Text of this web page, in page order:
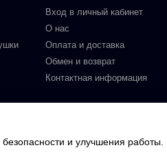
Вход в личный кабинет
О нас
Оплата и доставка
Обмен и возврат
Контактная информация
и улучшения